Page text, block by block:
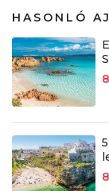
HASONLÓ